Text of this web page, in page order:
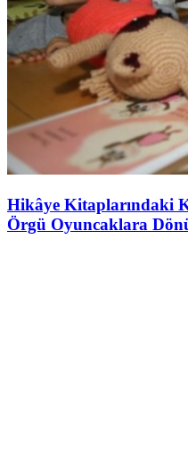
Hikâye Kitaplarındaki
Örgü Oyuncaklara